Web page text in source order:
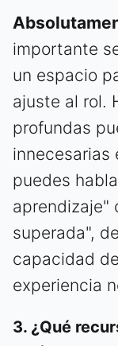
importante
un espacio
ajuste al rol.
profundas
innecesarias
puedes
aprendizaje"
superada",
capacidad
experiencia
3. ¿Qué